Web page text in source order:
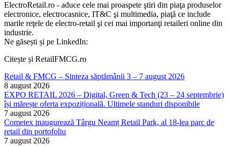
ElectroRetail.ro - aduce cele mai proaspete ştiri din piaţa produselor
electronice, electrocasnice, IT&C şi multimedia, piaţă ce include
marile reţele de electro-retail şi cei mai importanţi retaileri online din
industrie.
Ne găsești și pe LinkedIn:
Citește și RetailFMCG.ro
Retail & FMCG – Sinteza săptămânii 3 – 7 august 2026
8 august 2026
EXPO RETAIL 2026 – Digital, Green & Tech (23 – 24 septembrie)
își mărește oferta expozițională. Ultimele standuri disponibile
7 august 2026
Cometex inaugurează Târgu Neamț Retail Park, al 18-lea parc de
retail din portofoliu
7 august 2026